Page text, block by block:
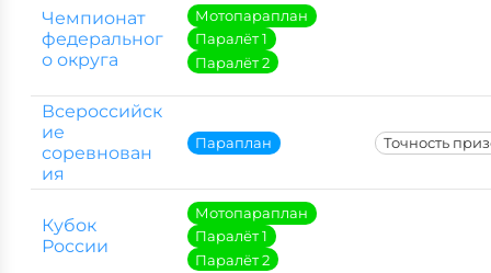
Чемпионат
федеральног
о округа
Мотопараплан
Паралёт 1
Паралёт 2
Всероссийск
ие
соревнован
ия
Параплан Точность
Кубок
России
Мотопараплан
Паралёт 1
Паралёт 2